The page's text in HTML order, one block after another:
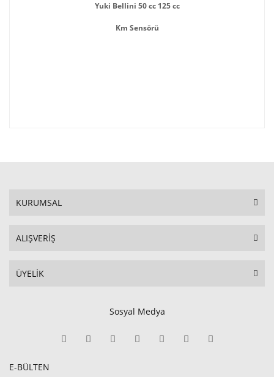
Yuki Bellini 50 cc 125 cc
Km Sensörü
KURUMSAL
ALIŞVERİŞ
ÜYELİK
Sosyal Medya
E-BÜLTEN